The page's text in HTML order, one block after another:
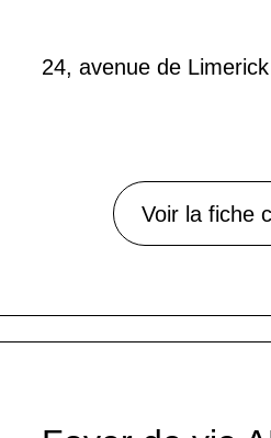
24, avenue de
Voir la fiche